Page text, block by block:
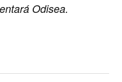
Odisea.